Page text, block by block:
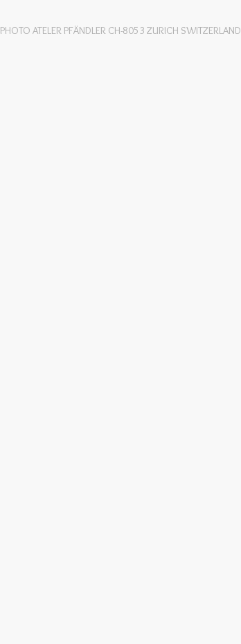
PHOTO ATELER PFÄNDLER CH-8053 ZURICH SWITZERLAND